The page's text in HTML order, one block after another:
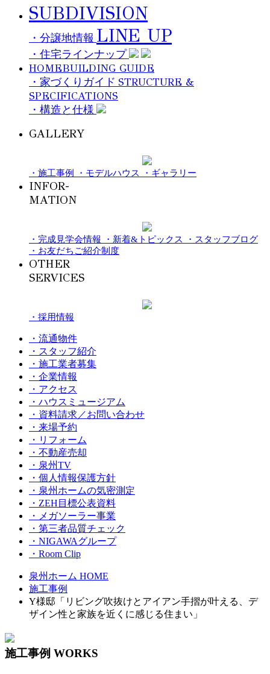
SUBDIVISION
・分譲地情報 LINE UP
・住宅ラインナップ
HOMEBUILDING GUIDE
・家づくりガイド STRUCTURE &
SPECIFICATIONS
・構造と仕様
GALLERY
・施工事例 ・モデルハウス ・ギャラリー
INFOR-
MATION
・完成見学会情報 ・新着&トピックス
・スタッフブログ
・お友だちご紹介制度
OTHER
SERVICES
・採用情報
・流通物件
・スタッフ紹介
・施工業者募集
・企業情報
・アクセス
・ハウスミュージアム
・資料請求／お問い合わせ
・来場予約
・リフォーム
・不動産売却
・泉州TV
・個人情報保護方針
・泉州ホームの気密測定
・ZEH目標公表資料
・メガソーラー事業
・第三者品質チェック
・NIGAWAグループ
・Room Clip
泉州ホーム HOME
施工事例
Y様邸「リビング吹抜けとアイアン手摺が叶える、デ
ザイン性と家族を近くに感じる住まい」
施工事例 WORKS